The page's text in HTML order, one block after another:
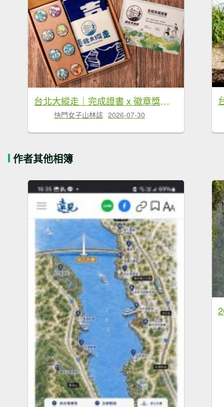
台北大縱走｜完成證書 x 徽章獎品 x 路線全攻略
快門女子山林誌 2026-07-30
作者其他相簿